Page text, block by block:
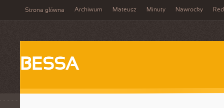
Strona główna Archiwum Mateusz Minuty Nawrocky
BESSA